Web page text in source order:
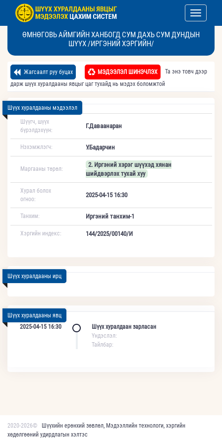
Toggle
ӨМНӨГОВЬ АЙМГИЙН ХАНБОГД СУМ ДАХЬ СУМ ДУНДЫН
ШҮҮХ /ИРГЭНИЙ ХЭРГИЙН/
Жагсаалт руу буцах МЭДЭЭЛЭЛ ШИНЭЧЛЭХ
Та энэ товч дээр
дарж шүүх хуралдааны явцыг цаг тухайд нь мэдэх боломжтой
Шүүх хуралдааны мэдээлэл
Шүүгч, шүүх
бүрэлдэхүүн:
Г.Даваанаран
Нэхэмжлэгч: У.Бадарчин
Маргааны төрөл:
2. Иргэний хэрэг шүүхэд хянан
шийдвэрлэх тухай хуу
Хурал болох
огноо:
2025-04-15 16:30
Танхим: Иргэний танхим-1
Хэргийн индекс: 144/2025/00140/И
Шүүх хуралдааны ирц
Шүүх хуралдааны явц
2025-04-15 16:30
Шүүх хуралдаан зарласан
Үндэслэл:
Тайлбар:
2020-2026©
Шүүхийн ерөнхий зөвлөл, Мэдээллийн технологи, хэргийн
хөдөлгөөний удирдлагын хэлтэс